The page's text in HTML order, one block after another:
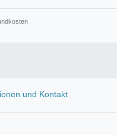
und Kontakt